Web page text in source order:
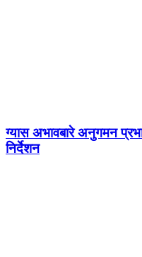
ग्यास अभावबारे अनुगमन
निर्देशन